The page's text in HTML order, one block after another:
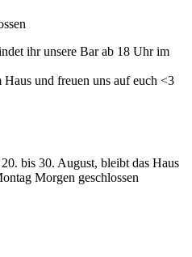
ihr unsere Bar ab 18 Uhr im
und freuen uns auf euch <3
20. bis 30. August, bleibt das Haus
Morgen geschlossen